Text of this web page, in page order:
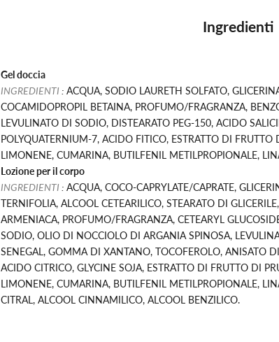
Ingredienti
Gel doccia
INGREDIENTI : ACQUA, SODIO LAURETH SOLFATO,
COCAMIDOPROPIL BETAINA, PROFUMO/FRAGRANZA,
LEVULINATO DI SODIO, DISTEARATO PEG-150, ACIDO
POLYQUATERNIUM-7, ACIDO FITICO, ESTRATTO DI
LIMONENE, CUMARINA, BUTILFENIL METILPROPIONALE,
Lozione per il corpo
INGREDIENTI : ACQUA, COCO-CAPRYLATE/CAPRATE,
TERNIFOLIA, ALCOOL CETEARILICO, STEARATO DI
ARMENIACA, PROFUMO/FRAGRANZA, CETEARYL
SODIO, OLIO DI NOCCIOLO DI ARGANIA SPINOSA,
SENEGAL, GOMMA DI XANTANO, TOCOFEROLO, ANISATO
ACIDO CITRICO, GLYCINE SOJA, ESTRATTO DI FRUTTO DI
LIMONENE, CUMARINA, BUTILFENIL METILPROPIONALE,
CITRAL, ALCOOL CINNAMILICO, ALCOOL BENZILICO.